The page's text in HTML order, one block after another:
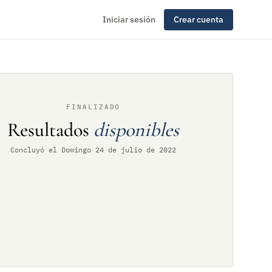
Iniciar sesión Crear cuenta
FINALIZADO
Resultados disponibles
Concluyó el Domingo 24 de julio de 2022